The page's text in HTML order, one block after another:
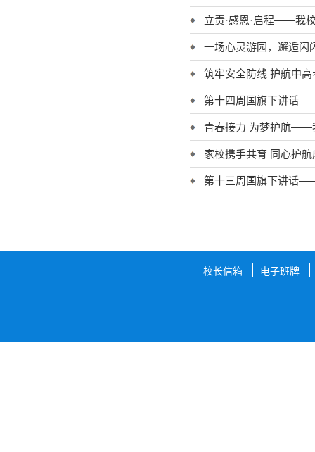
立责·感恩·启程——我
一场心灵游园，邂逅
筑牢安全防线 护航中
第十四周国旗下讲话
青春接力 为梦护航——
家校携手共育 同心护
第十三周国旗下讲话
校长信箱 电子班牌